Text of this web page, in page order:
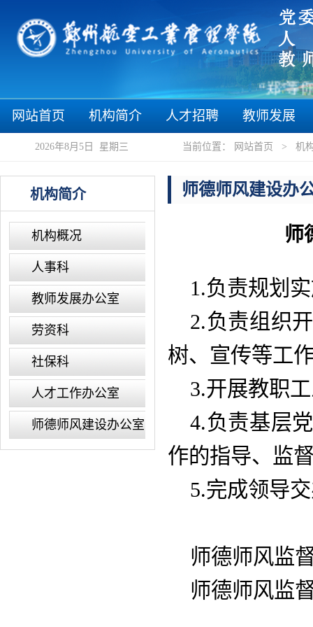
“郑”等你
网站首页 机构简介 人才招聘 教师发展
2026年8月5日 星期三 当前位置： 网站首页 > 机
机构简介
机构概况
人事科
教师发展办公室
劳资科
社保科
人才工作办公室
师德师风建设办公室
师德师风建设办
师
1.负责规划
2.负责组织
树、宣传等工
3.开展教职
4.负责基层
作的指导、监
5.完成领导
师德师风监
师德师风监